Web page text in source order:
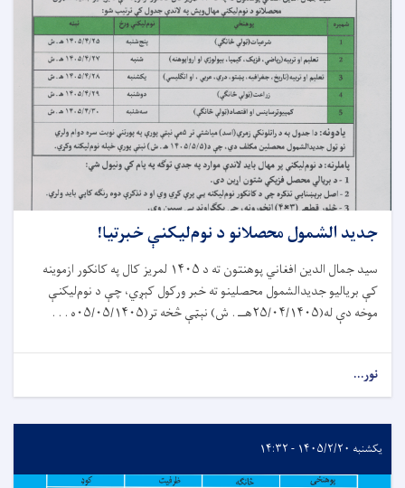
جدید الشمول محصلانو د نوم‌لیکنې خبرتیا!
سيد جمال الدين افغاني پوهنتون ته د ۱۴۰۵
لمریز کال په کانکور ازموينه
کې بريالیو جدیدالشمول محصلينو ته خبر ورکول کېږي،چې د نوملیکنې
موخه دېله( ۲۵/۰۴/۱۴۰۵ هــ . ش)نېټې څخه تر(۰۵ /۰۵/۱۴۰۵ ه . . .
نور...
یکشنبه ۱۴۰۵/۲/۲۰ - ۱۴:۳۲